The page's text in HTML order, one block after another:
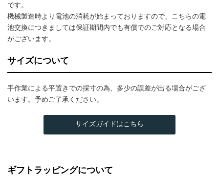
です。
機械製造時より電池の消耗が始まっておりますので、こちらの電
池交換につきましては保証期間内でも有償でのご対応となる場合
がございます。
サイズについて
手作業による平置きでの採寸の為、多少の誤差が出る場合がござ
います。予めご了承ください。
サイズガイドはこちら
ギフトラッピングについて